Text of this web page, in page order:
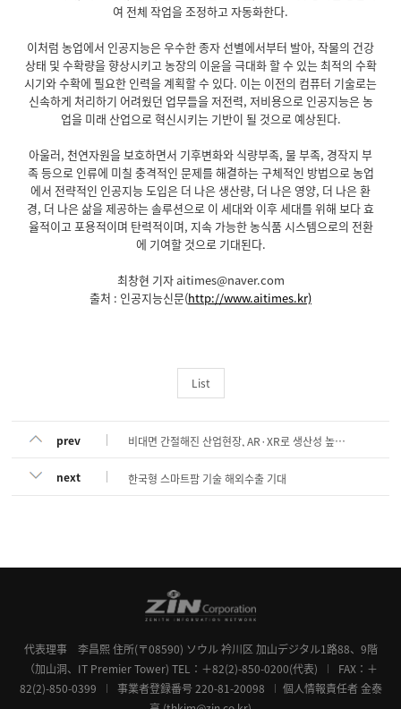
여 전체 작업을 조정하고 자동화한다.
이처럼 농업에서 인공지능은 우수한 종자 선별에서부터 발아, 작물의 건강
상태 및 수확량을 향상시키고 농장의 이윤을 극대화 할 수 있는 최적의 수확
시기와 수확에 필요한 인력을 계획할 수 있다. 이는 이전의 컴퓨터 기술로는
신속하게 처리하기 어려웠던 업무들을 저전력, 저비용으로 인공지능은 농
업을 미래 산업으로 혁신시키는 기반이 될 것으로 예상된다.
아울러, 천연자원을 보호하면서 기후변화와 식량부족, 물 부족, 경작지 부
족 등으로 인류에 미칠 충격적인 문제를 해결하는 구체적인 방법으로 농업
에서 전략적인 인공지능 도입은 더 나은 생산량, 더 나은 영양, 더 나은 환
경, 더 나은 삶을 제공하는 솔루션으로 이 세대와 이후 세대를 위해 보다 효
율적이고 포용적이며 탄력적이며, 지속 가능한 농식품 시스템으로의 전환
에 기여할 것으로 기대된다.
최창현 기자 aitimes@naver.com
출처 : 인공지능신문(http://www.aitimes.kr)
List
prev 비대면 간절해진 산업현장, AR·XR로 생산성 높인다
한국형 스마트팜 기술 해외수출 기대
next
代表理事 李昌熙住所(〒08590) ソウル 衿川区 加山デジタル1路88、9階
（加山洞、IT Premier Tower) TEL：＋82(2)-850-0200(代表)
FAX：＋
82(2)-850-0399
事業者登録番号 220-81-20098
個人情報責任者 金泰